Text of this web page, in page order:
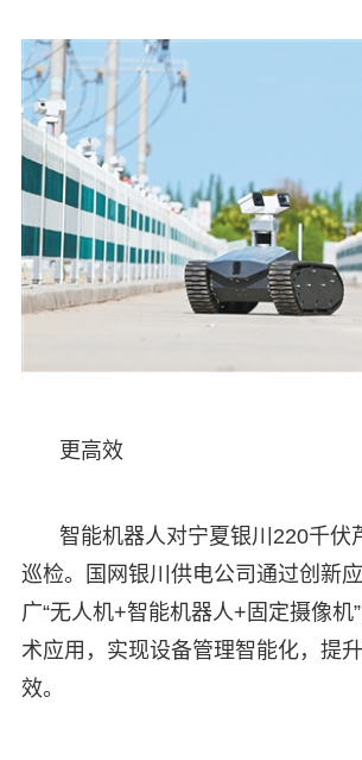
更高效
智能机器人对宁夏银川220千伏
巡检。国网银川供电公司通过创新
广“无人机+智能机器人+固定摄像机
术应用，实现设备管理智能化，提
效。